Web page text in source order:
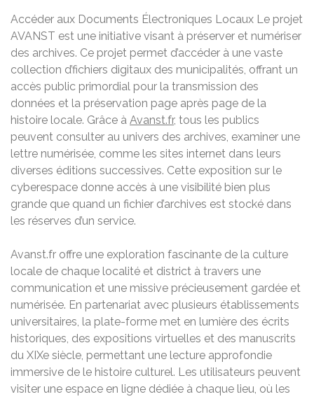
Accéder aux Documents Électroniques Locaux Le projet
AVANST est une initiative visant à préserver et numériser
des archives. Ce projet permet d’accéder à une vaste
collection d’fichiers digitaux des municipalités, offrant un
accès public primordial pour la transmission des
données et la préservation page après page de la
histoire locale. Grâce à Avanst.fr, tous les publics
peuvent consulter au univers des archives, examiner une
lettre numérisée, comme les sites internet dans leurs
diverses éditions successives. Cette exposition sur le
cyberespace donne accès à une visibilité bien plus
grande que quand un fichier d’archives est stocké dans
les réserves d’un service.
Avanst.fr offre une exploration fascinante de la culture
locale de chaque localité et district à travers une
communication et une missive précieusement gardée et
numérisée. En partenariat avec plusieurs établissements
universitaires, la plate-forme met en lumière des écrits
historiques, des expositions virtuelles et des manuscrits
du XIXe siècle, permettant une lecture approfondie
immersive de le histoire culturel. Les utilisateurs peuvent
visiter une espace en ligne dédiée à chaque lieu, où les